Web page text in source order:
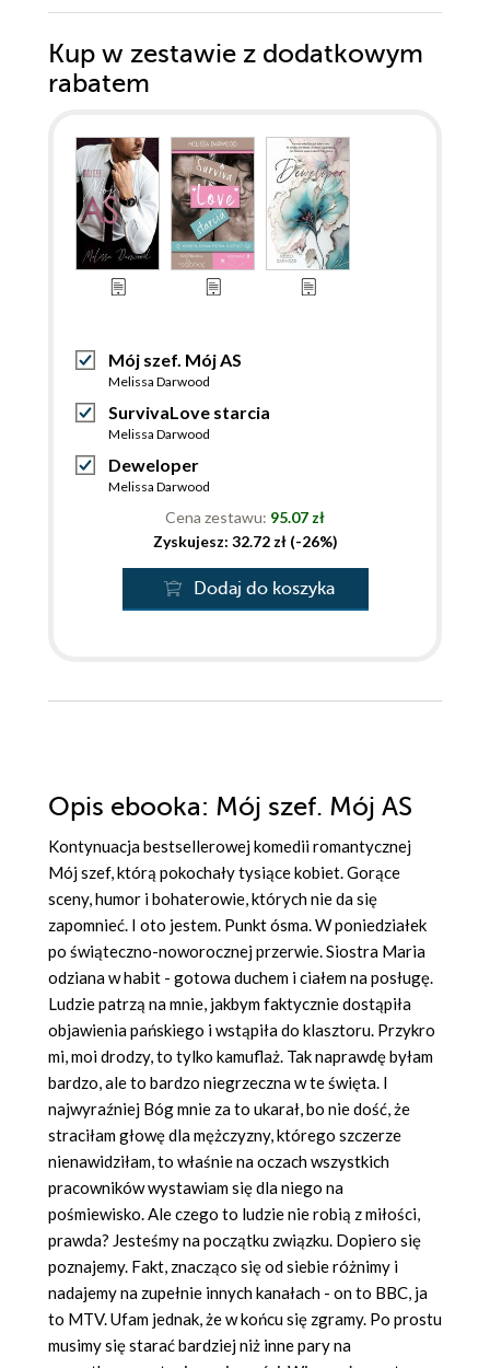
Kup w zestawie z dodatkowym
rabatem
Mój szef. Mój AS
Melissa Darwood
SurvivaLove starcia
Melissa Darwood
Deweloper
Melissa Darwood
Cena zestawu: 95.07 zł
Zyskujesz: 32.72 zł (-26%)
Dodaj do koszyka
Opis ebooka: Mój szef. Mój AS
Kontynuacja bestsellerowej komedii romantycznej
Mój szef, którą pokochały tysiące kobiet. Gorące
sceny, humor i bohaterowie, których nie da się
zapomnieć. I oto jestem. Punkt ósma. W poniedziałek
po świąteczno-noworocznej przerwie. Siostra Maria
odziana w habit - gotowa duchem i ciałem na posługę.
Ludzie patrzą na mnie, jakbym faktycznie dostąpiła
objawienia pańskiego i wstąpiła do klasztoru. Przykro
mi, moi drodzy, to tylko kamuflaż. Tak naprawdę byłam
bardzo, ale to bardzo niegrzeczna w te święta. I
najwyraźniej Bóg mnie za to ukarał, bo nie dość, że
straciłam głowę dla mężczyzny, którego szczerze
nienawidziłam, to właśnie na oczach wszystkich
pracowników wystawiam się dla niego na
pośmiewisko. Ale czego to ludzie nie robią z miłości,
prawda? Jesteśmy na początku związku. Dopiero się
poznajemy. Fakt, znacząco się od siebie różnimy i
nadajemy na zupełnie innych kanałach - on to BBC, ja
to MTV. Ufam jednak, że w końcu się zgramy. Po prostu
musimy się starać bardziej niż inne pary na